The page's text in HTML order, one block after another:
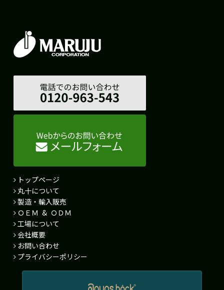
トップページ
丸十について
製造・輸入販売
ＯＥＭ & ＯＤＭ
工場について
会社概要
お問い合わせ
プライバシーポリシー